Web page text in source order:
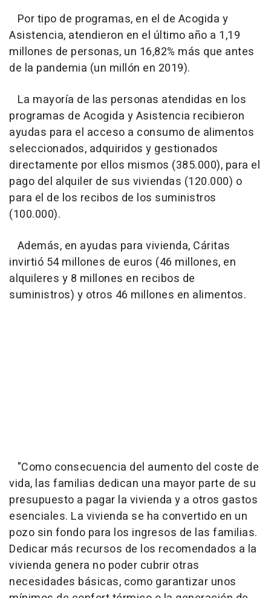
Por tipo de programas, en el de Acogida y
Asistencia, atendieron en el último año a 1,19
millones de personas, un 16,82% más que antes
de la pandemia (un millón en 2019).
La mayoría de las personas atendidas en los
programas de Acogida y Asistencia recibieron
ayudas para el acceso a consumo de alimentos
seleccionados, adquiridos y gestionados
directamente por ellos mismos (385.000), para el
pago del alquiler de sus viviendas (120.000) o
para el de los recibos de los suministros
(100.000).
Además, en ayudas para vivienda, Cáritas
invirtió 54 millones de euros (46 millones, en
alquileres y 8 millones en recibos de
suministros) y otros 46 millones en alimentos.
"Como consecuencia del aumento del coste de
vida, las familias dedican una mayor parte de su
presupuesto a pagar la vivienda y a otros gastos
esenciales. La vivienda se ha convertido en un
pozo sin fondo para los ingresos de las familias.
Dedicar más recursos de los recomendados a la
vivienda genera no poder cubrir otras
necesidades básicas, como garantizar unos